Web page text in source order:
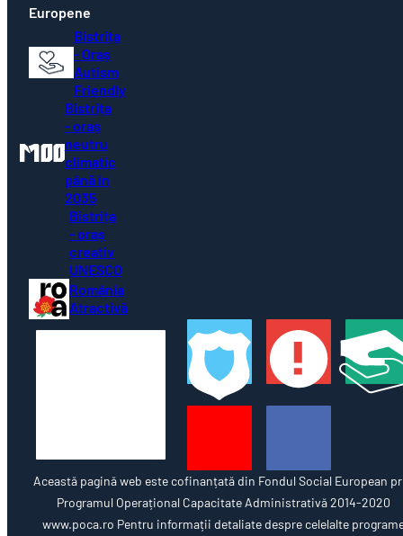
Europene
Bistrița
- Oraș
Autism
Friendly
Bistrița
- oraș
neutru
climatic
până în
2035
Bistrița
- oraș
creativ
UNESCO
România
Atractivă
Această pagină web este cofinanțată din Fondul Social European
Programul Operațional Capacitate Administrativă 2014-2020
www.poca.ro Pentru informații detaliate despre celelalte